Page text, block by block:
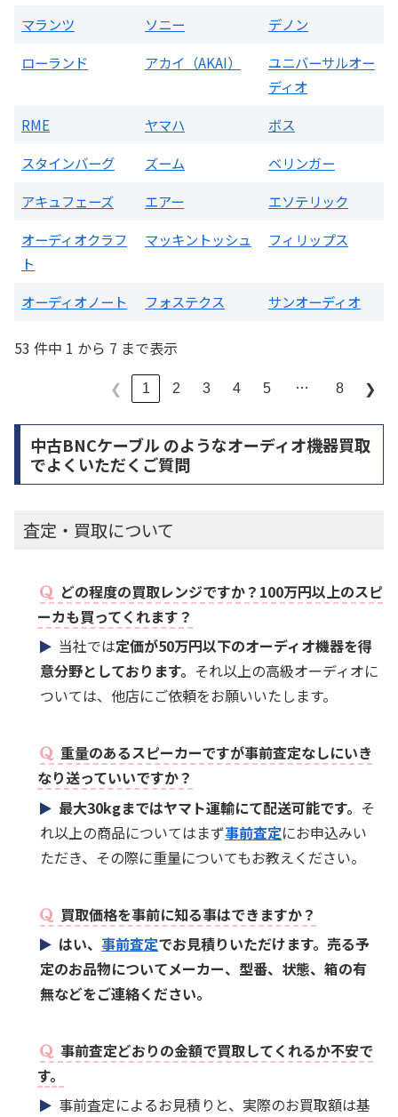
マランツ ソニー
デノン
ローランド
アカイ（AKAI）
ユニバーサルオー
ディオ
RME
ヤマハ
ボス
スタインバーグ
ズーム
ベリンガー
アキュフェーズ
エアー
エソテリック
オーディオクラフ
ト
マッキントッシュ フィリップス
オーディオノート フォステクス サンオーディオ
53 件中 1 から 7 まで表示
❮ 1 2 3 4 5 … 8 ❯
中古BNCケーブル のようなオーディオ機器買取
でよくいただくご質問
査定・買取について
どの程度の買取レンジですか？100万円以上のスピ
ーカも買ってくれます？
当社では定価が50万円以下のオーディオ機器を得
意分野としております。 それ以上の高級オーディオに
ついては、他店にご依頼をお願いいたします。
重量のあるスピーカーですが事前査定なしにいき
なり送っていいですか？
最大30kgまではヤマト運輸にて配送可能です。 そ
れ以上の商品についてはまず事前査定にお申込みい
ただき、その際に重量についてもお教えください。
買取価格を事前に知る事はできますか？
はい、事前査定でお見積りいただけます。売る予
定のお品物についてメーカー、型番、状態、箱の有
無などをご連絡ください。
事前査定どおりの金額で買取してくれるか不安で
す。
事前査定によるお見積りと、実際のお買取額は基